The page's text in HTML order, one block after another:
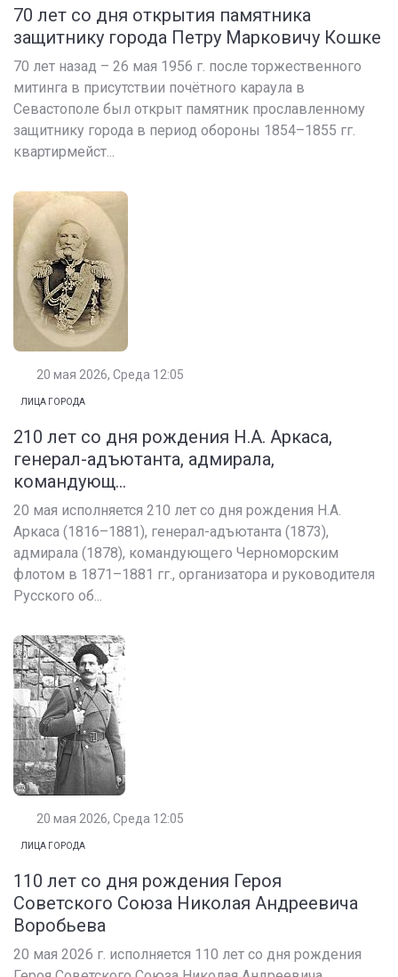
70 лет со дня открытия памятника
защитнику города Петру Марковичу Кошке
70 лет назад – 26 мая 1956 г. после торжественного
митинга в присутствии почётного караула в
Севастополе был открыт памятник прославленному
защитнику города в период обороны 1854–1855 гг.
квартирмейст...
20 мая 2026, Среда 12:05
ЛИЦА ГОРОДА
210 лет со дня рождения Н.А. Аркаса,
генерал-адъютанта, адмирала,
командующ...
20 мая исполняется 210 лет со дня рождения Н.А.
Аркаса (1816–1881), генерал-адъютанта (1873),
адмирала (1878), командующего Черноморским
флотом в 1871–1881 гг., организатора и руководителя
Русского об...
20 мая 2026, Среда 12:05
ЛИЦА ГОРОДА
110 лет со дня рождения Героя
Советского Союза Николая Андреевича
Воробьева
20 мая 2026 г. исполняется 110 лет со дня рождения